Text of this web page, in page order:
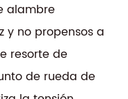
alambre
y no propensos a
resorte de
de rueda de